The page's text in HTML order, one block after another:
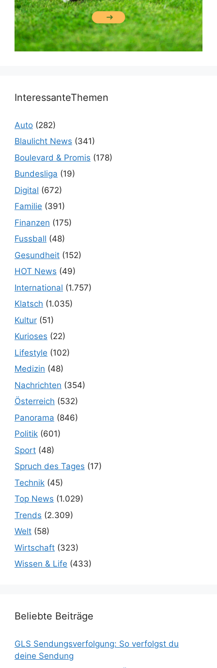
InteressanteThemen
Auto (282)
Blaulicht News (341)
Boulevard & Promis (178)
Bundesliga (19)
Digital (672)
Familie (391)
Finanzen (175)
Fussball (48)
Gesundheit (152)
HOT News (49)
International (1.757)
Klatsch (1.035)
Kultur (51)
Kurioses (22)
Lifestyle (102)
Medizin (48)
Nachrichten (354)
Österreich (532)
Panorama (846)
Politik (601)
Sport (48)
Spruch des Tages (17)
Technik (45)
Top News (1.029)
Trends (2.309)
Welt (58)
Wirtschaft (323)
Wissen & Life (433)
Beliebte Beiträge
GLS Sendungsverfolgung: So verfolgst du
deine Sendung